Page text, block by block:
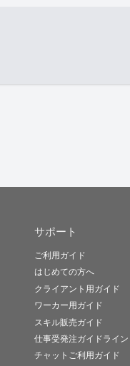
サポート
ご利用ガイド
はじめての方へ
クライアント用ガイド
ワーカー用ガイド
スキル販売ガイド
仕事受発注ガイドライン
チャットご利用ガイド